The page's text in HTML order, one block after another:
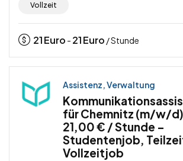
Vollzeit
21Euro - 21Euro / Stunde
Assistenz, Verwaltung
für Chemnitz (m/w/
21,00 € / Stunde –
Studentenjob,
Vollzeitjob